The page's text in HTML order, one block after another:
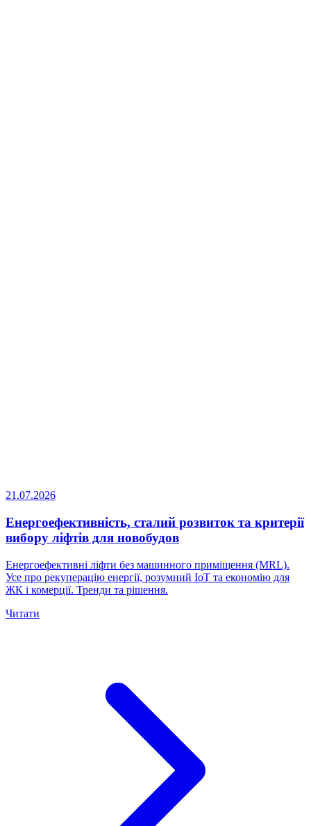
21.07.2026
Енергоефективність, сталий розвиток та критерії
вибору ліфтів для новобудов
Енергоефективні ліфти без машинного приміщення (MRL).
Усе про рекуперацію енергії, розумний IoT та економію для
ЖК і комерції. Тренди та рішення.
Читати